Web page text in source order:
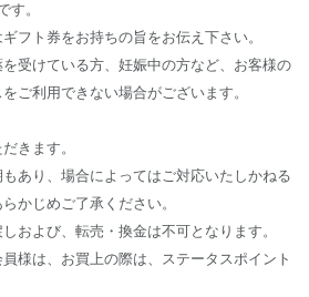
す。
フト券をお持ちの旨をお伝え下さい。
受けている方、妊娠中の方など、お客様の
ご利用できない場合がございます。
きます。
あり、場合によってはご対応いたしかねる
かじめご了承ください。
および、転売・換金は不可となります。
様は、お買上の際は、ステータスポイント